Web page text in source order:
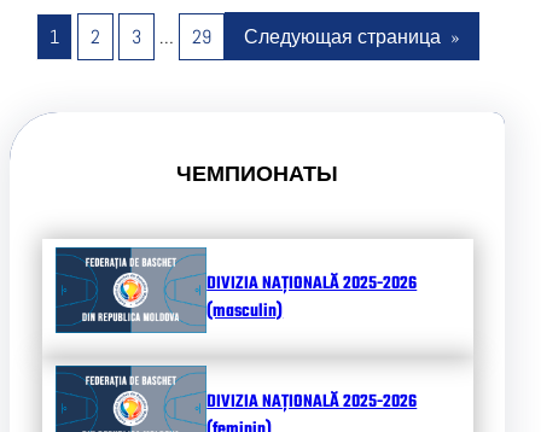
1 2 3 … 29 Следующая страница »
ЧЕМПИОНАТЫ
DIVIZIA NAȚIONALĂ 2025-2026
(masculin)
DIVIZIA NAȚIONALĂ 2025-2026